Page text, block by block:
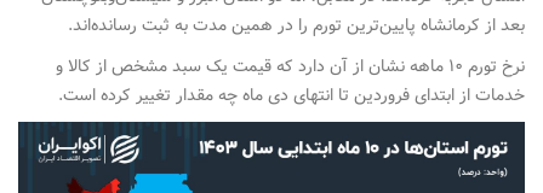
بعد از کرمانشاه پایین‌ترین تورم را در همین مدت به ثبت رسانده‌اند.
نرخ تورم ۱۰ ماهه نشان از آن دارد که قیمت یک سبد مشخص از کالا و
خدمات از ابتدای فروردین تا انتهای دی ماه چه مقدار تغییر کرده است.